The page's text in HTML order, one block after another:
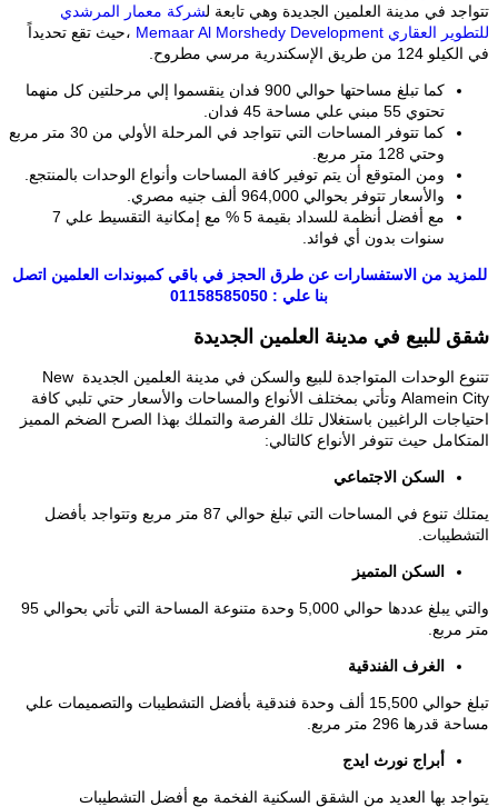
تتواجد في مدينة العلمين الجديدة وهي تابعة لشركة معمار المرشدي
للتطوير العقاري Memaar Al Morshedy Development
،حيث تقع تحديداً
في الكيلو 124 من طريق الإسكندرية مرسي مطروح.
كما تبلغ مساحتها حوالي 900 فدان ينقسموا إلي مرحلتين كل منهما
تحتوي 55 مبني علي مساحة 45 فدان.
كما تتوفر المساحات التي تتواجد في المرحلة الأولي من 30 متر مربع
وحتي 128 متر مربع.
ومن المتوقع أن يتم توفير كافة المساحات وأنواع الوحدات بالمنتجع.
والأسعار تتوفر بحوالي 964,000 ألف جنيه مصري.
مع أفضل أنظمة للسداد بقيمة 5 % مع إمكانية التقسيط علي 7
سنوات بدون أي فوائد.
للمزيد من الاستفسارات عن طرق الحجز في باقي كمبوندات العلمين اتصل
بنا علي : 01158585050
شقق للبيع في مدينة العلمين الجديدة
تتنوع الوحدات المتواجدة للبيع والسكن في مدينة العلمين الجديدة New
Alamein City وتأتي بمختلف الأنواع والمساحات والأسعار حتي تلبي كافة
احتياجات الراغبين باستغلال تلك الفرصة والتملك بهذا الصرح الضخم المميز
المتكامل حيث تتوفر الأنواع كالتالي:
السكن الاجتماعي
يمتلك تنوع في المساحات التي تبلغ حوالي 87 متر مربع وتتواجد بأفضل
التشطيبات.
السكن المتميز
والتي يبلغ عددها حوالي 5,000 وحدة متنوعة المساحة التي تأتي بحوالي 95
متر مربع.
الغرف الفندقية
تبلغ حوالي 15,500 ألف وحدة فندقية بأفضل التشطيبات والتصميمات علي
مساحة قدرها 296 متر مربع.
أبراج نورث ايدج
يتواجد بها العديد من الشقق السكنية الفخمة مع أفضل التشطيبات